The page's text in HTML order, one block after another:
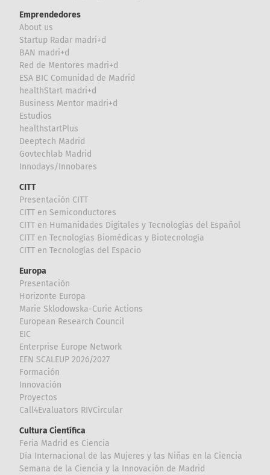
Emprendedores
About us
Startup Radar madri+d
BAN madri+d
Red de Mentores madri+d
ESA BIC Comunidad de Madrid
healthStart madri+d
Business Mentor madri+d
Estudios
healthstartPlus
Deeptech Madrid
Govtechlab Madrid
Innodays/Innobares
CITT
Presentación CITT
CITT en Semiconductores
CITT en Humanidades Digitales y Tecnologías del Español
CITT en Tecnologías Biomédicas y Biotecnología
CITT en Tecnologías del Espacio
Europa
Presentación
Horizonte Europa
Marie Sklodowska-Curie Actions
European Research Council
EIC
Enterprise Europe Network
EEN SCALEUP 2026/2027
Formación
Innovación
Proyectos
Call4Evaluators RIVCircular
Cultura Científica
Feria Madrid es Ciencia
Día Internacional de las Mujeres y las Niñas en la Ciencia
Semana de la Ciencia y la Innovación de Madrid